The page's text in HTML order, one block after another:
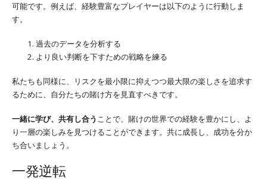
可能です。例えば、経験豊富なプレイヤーは以下のように行動しま
す。
過去のデータを分析する
より良い判断を下すための戦略を練る
私たちも同様に、リスクを最小限に抑えつつ最大限の楽しさを追求す
るために、自分たちの賭け方を見直すべきです。
一緒に学び、共有し合う ことで、賭けの世界での経験を豊かにし、よ
り一層の楽しみを見つけることができます。共に成長し、成功を分か
ち合いましょう。
一発逆転